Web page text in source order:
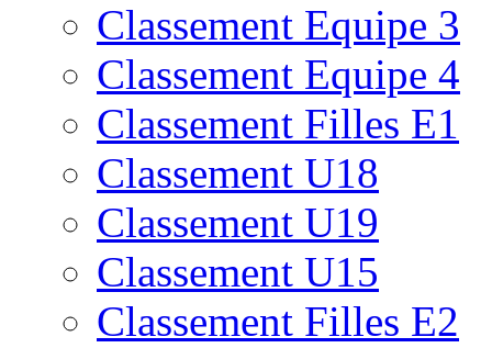
Classement Equipe 3
Classement Equipe 4
Classement Filles E1
Classement U18
Classement U19
Classement U15
Classement Filles E2